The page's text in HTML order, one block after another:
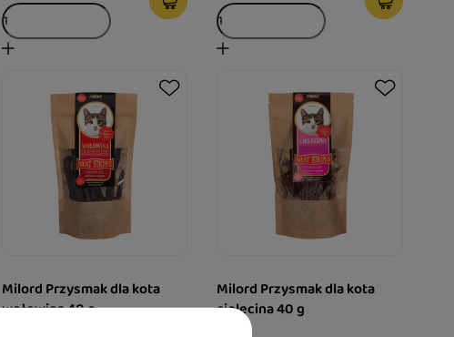
Milord Przysmak dla kota
wołowina 40 g
Milord Przysmak dla kota
cielęcina 40 g